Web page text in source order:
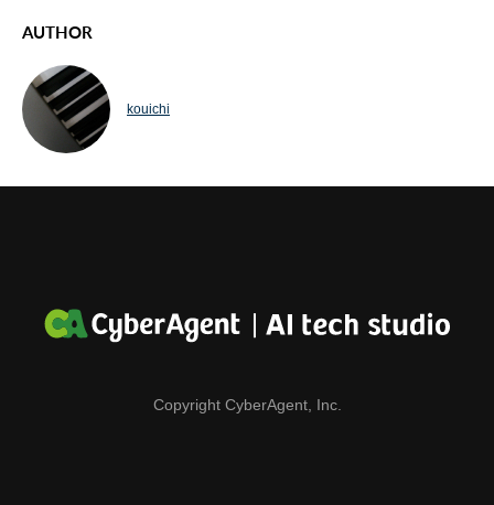
AUTHOR
kouichi
Copyright CyberAgent, Inc.